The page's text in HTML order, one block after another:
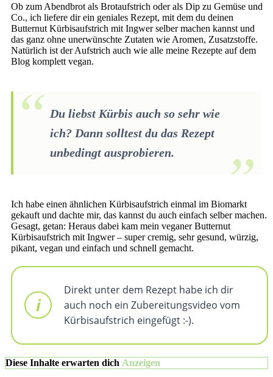
Ob zum Abendbrot als Brotaufstrich oder als Dip zu Gemüse und
Co., ich liefere dir ein geniales Rezept, mit dem du deinen
Butternut Kürbisaufstrich mit Ingwer selber machen kannst und
das ganz ohne unerwünschte Zutaten wie Aromen, Zusatzstoffe.
Natürlich ist der Aufstrich auch wie alle meine Rezepte auf dem
Blog komplett vegan.
Du liebst Kürbis auch so sehr wie
ich? Dann solltest du das Rezept
unbedingt ausprobieren.
Ich habe einen ähnlichen Kürbisaufstrich einmal im Biomarkt
gekauft und dachte mir, das kannst du auch einfach selber machen.
Gesagt, getan: Heraus dabei kam mein veganer Butternut
Kürbisaufstrich mit Ingwer – super cremig, sehr gesund, würzig,
pikant, vegan und einfach und schnell gemacht.
Direkt unter dem Rezept habe ich dir
auch noch ein Zubereitungsvideo vom
Kürbisaufstrich eingefügt :-).
Diese Inhalte erwarten dich Anzeigen